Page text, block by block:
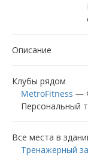
Описание
Клубы рядом
MetroFitness —
Персональный
Все места в
Тренажерный